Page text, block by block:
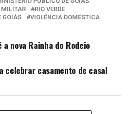
RIO VERDE
GOIÁS
VIOLÊNCIA DOMÉSTICA
nova Rainha do Rodeio
celebrar casamento de casal